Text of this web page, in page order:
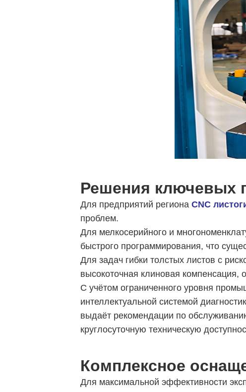
Решения ключевых
Для предприятий региона CNC
проблем.
Для мелкосерийного и
быстрого программирования, что
Для задач гибки толстых листов с
высокоточная клиновая компенсация,
С учётом ограниченного уровня
интеллектуальной системой
выдаёт рекомендации по
круглосуточную техническую
Комплексное
Для максимальной эффективности